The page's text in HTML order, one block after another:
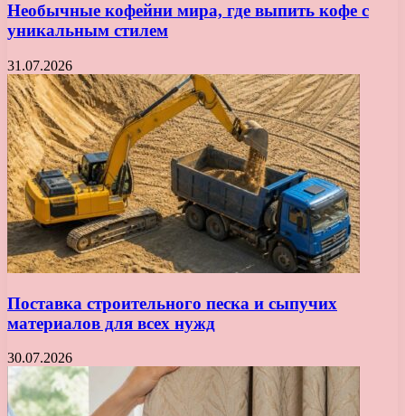
Необычные кофейни мира, где выпить кофе с
уникальным стилем
31.07.2026
Поставка строительного песка и сыпучих
материалов для всех нужд
30.07.2026